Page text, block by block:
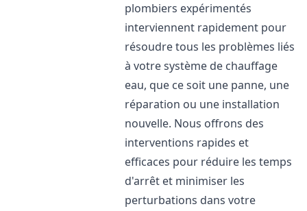
plombiers expérimentés
interviennent rapidement pour
résoudre tous les problèmes liés
à votre système de chauffage
eau, que ce soit une panne, une
réparation ou une installation
nouvelle. Nous offrons des
interventions rapides et
efficaces pour réduire les temps
d'arrêt et minimiser les
perturbations dans votre